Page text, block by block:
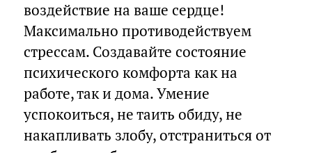
воздействие на ваше сердце!
Максимально противодействуем
стрессам. Создавайте состояние
психического комфорта как на
работе, так и дома. Умение
успокоиться, не таить обиду, не
накапливать злобу, отстраниться от